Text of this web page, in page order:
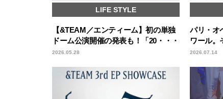
LIFE STYLE
【&TEAM／エンティーム】初の単独
ドーム公演開催の発表も！「20・・・
2026.05.28
パリ・オ
ワール。
2026.07.14